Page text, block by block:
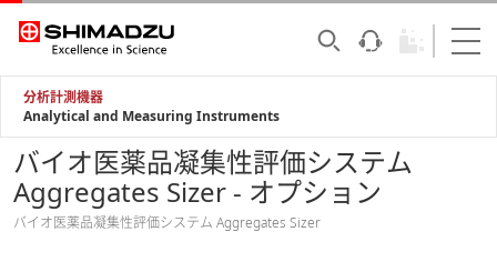
分析計測機器
Analytical and Measuring Instruments
バイオ医薬品凝集性評価システム
Aggregates Sizer - オプション
バイオ医薬品凝集性評価システム Aggregates Sizer